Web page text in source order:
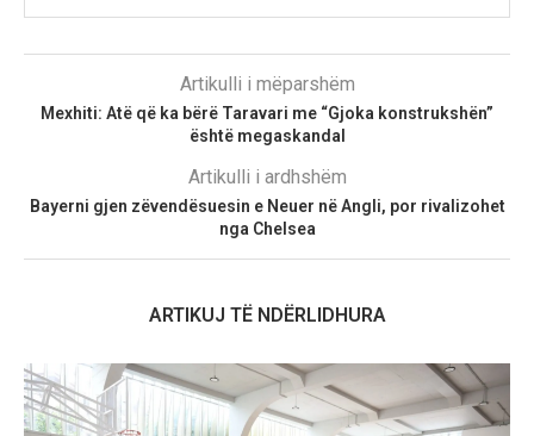
Artikulli i mëparshëm
Mexhiti: Atë që ka bërë Taravari me “Gjoka konstrukshën”
është megaskandal
Artikulli i ardhshëm
Bayerni gjen zëvendësuesin e Neuer në Angli, por rivalizohet
nga Chelsea
ARTIKUJ TË NDËRLIDHURA